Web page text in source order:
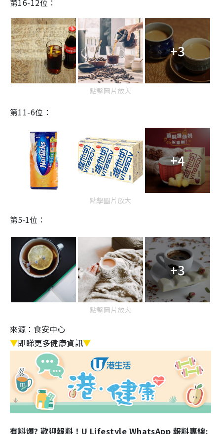
第16-12位：
+3
點擊圖片放大
第11-6位：
+4
點擊圖片放大
第5-1位：
+3
點擊圖片放大
來源：食安中心
▼即睇更多健康資訊▼
有料爆? 歡迎報料！U Lifestyle WhatsApp 報料專線: